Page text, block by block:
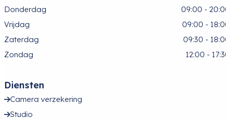
Donderdag
09:00 -
Vrijdag
09:00 -
Zaterdag
09:30 -
Zondag
12:00 -
Diensten
Camera verzekering
Studio